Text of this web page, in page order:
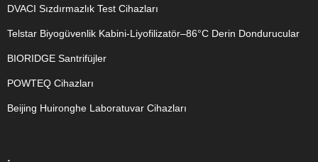
DVACI Sızdırmazlık Test Cihazları
Telstar Biyogüvenlik Kabini-Liyofilizatör–86°C Derin Dondurucular
BIORIDGE Santrifüjler
POWTEQ Cihazları
Beijing Huironghe Laboratuvar Cihazları